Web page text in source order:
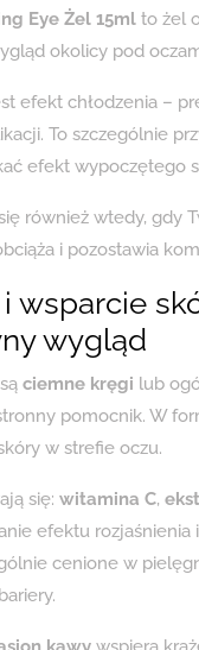
Eye Żel 15ml to żel
okolicy pod
efekt chłodzenia –
To szczególnie
efekt wypoczętego
również wtedy, gdy
i pozostawia
wsparcie
wygląd
ciemne kręgi lub
pomocnik. W
w strefie oczu.
się: witamina C,
efektu
cenione w